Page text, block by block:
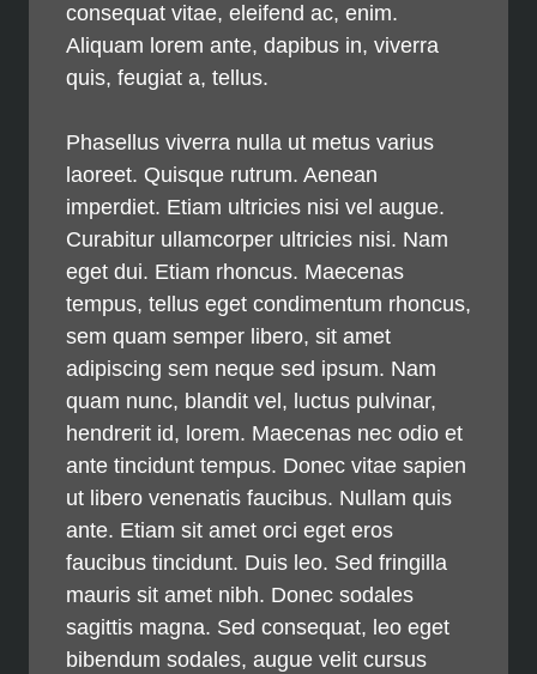
consequat vitae, eleifend ac, enim.
Aliquam lorem ante, dapibus in, viverra
quis, feugiat a, tellus.
Phasellus viverra nulla ut metus varius
laoreet. Quisque rutrum. Aenean
imperdiet. Etiam ultricies nisi vel augue.
Curabitur ullamcorper ultricies nisi. Nam
eget dui. Etiam rhoncus. Maecenas
tempus, tellus eget condimentum rhoncus,
sem quam semper libero, sit amet
adipiscing sem neque sed ipsum. Nam
quam nunc, blandit vel, luctus pulvinar,
hendrerit id, lorem. Maecenas nec odio et
ante tincidunt tempus. Donec vitae sapien
ut libero venenatis faucibus. Nullam quis
ante. Etiam sit amet orci eget eros
faucibus tincidunt. Duis leo. Sed fringilla
mauris sit amet nibh. Donec sodales
sagittis magna. Sed consequat, leo eget
bibendum sodales, augue velit cursus